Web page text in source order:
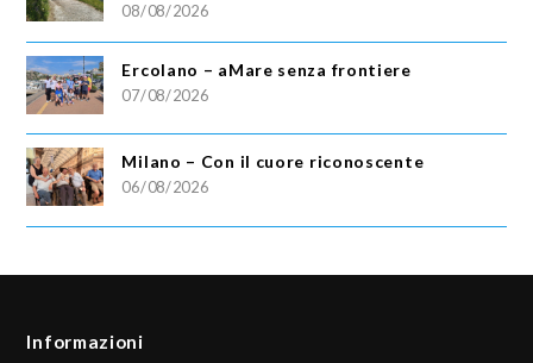
08/08/2026
Ercolano – aMare senza frontiere
07/08/2026
Milano – Con il cuore riconoscente
06/08/2026
Informazioni